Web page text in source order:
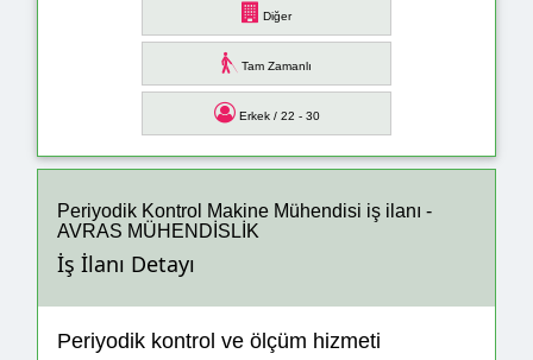
Diğer
Tam Zamanlı
Erkek / 22 - 30
Periyodik Kontrol Makine Mühendisi iş ilanı -
AVRAS MÜHENDİSLİK
İş İlanı Detayı
Periyodik kontrol ve ölçüm hizmeti